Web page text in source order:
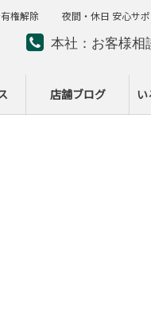
本社：お客様相
ー
店舗ブログ
権解除 夜間・休日 安心サ